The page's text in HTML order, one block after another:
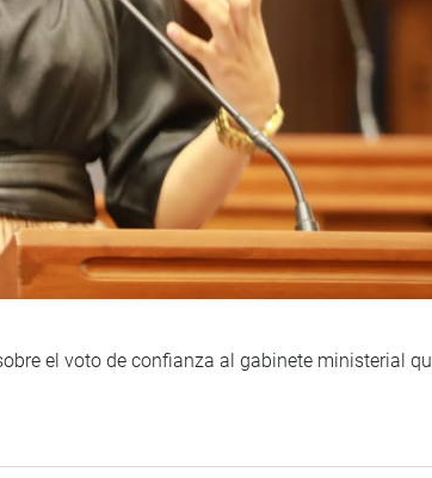
el voto de confianza al gabinete ministerial